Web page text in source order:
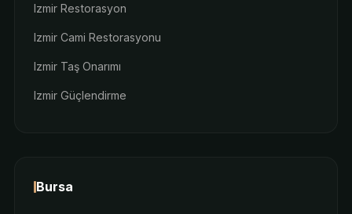
Izmir Restorasyon
Izmir Cami Restorasyonu
Izmir Taş Onarımı
Izmir Güçlendirme
Bursa